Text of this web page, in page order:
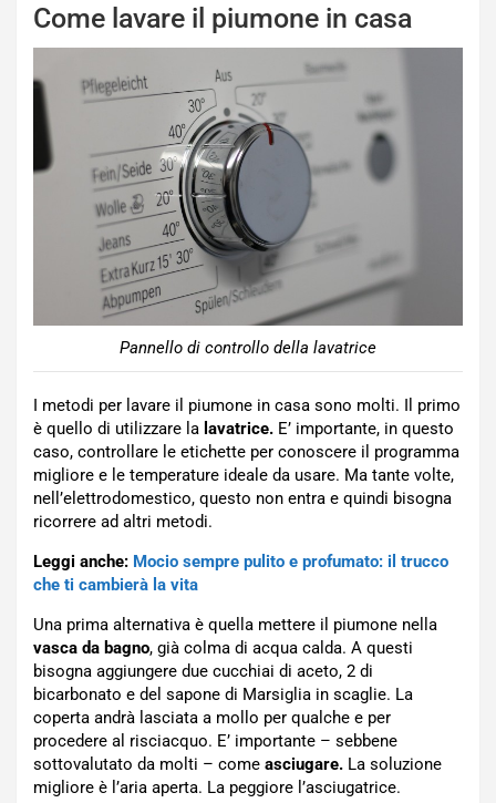
Come lavare il piumone in casa
Pannello di controllo della lavatrice
I metodi per lavare il piumone in casa sono molti. Il primo
è quello di utilizzare la lavatrice. E’ importante, in questo
caso, controllare le etichette per conoscere il programma
migliore e le temperature ideale da usare. Ma tante volte,
nell’elettrodomestico, questo non entra e quindi bisogna
ricorrere ad altri metodi.
Leggi anche: Mocio sempre pulito e profumato: il trucco
che ti cambierà la vita
Una prima alternativa è quella mettere il piumone nella
vasca da bagno, già colma di acqua calda. A questi
bisogna aggiungere due cucchiai di aceto, 2 di
bicarbonato e del sapone di Marsiglia in scaglie. La
coperta andrà lasciata a mollo per qualche e per
procedere al risciacquo. E’ importante – sebbene
sottovalutato da molti – come asciugare. La soluzione
migliore è l’aria aperta. La peggiore l’asciugatrice.